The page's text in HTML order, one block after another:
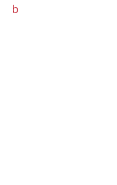
b